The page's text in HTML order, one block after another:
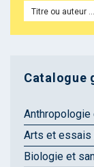
Catalogue
Anthropologie
Arts et essais
Biologie et